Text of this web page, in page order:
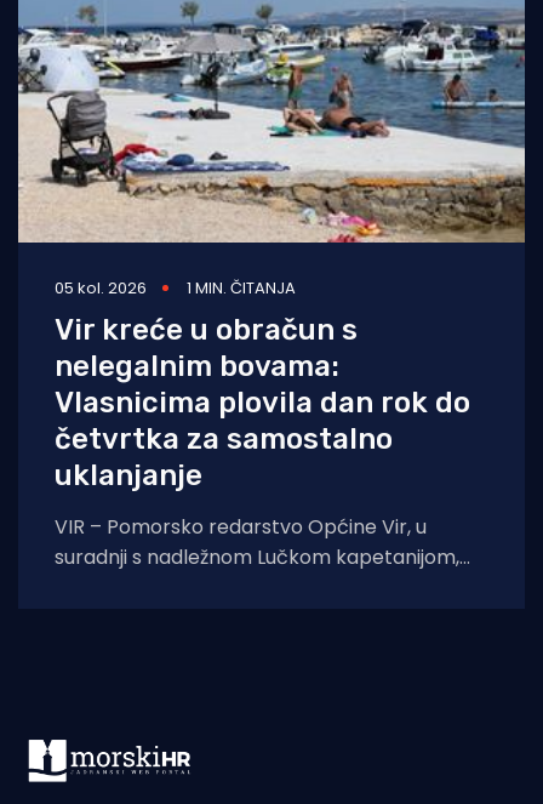
05 kol. 2026 1 MIN. ČITANJA
Vir kreće u obračun s
nelegalnim bovama:
Vlasnicima plovila dan rok do
četvrtka za samostalno
uklanjanje
VIR – Pomorsko redarstvo Općine Vir, u
suradnji s nadležnom Lučkom kapetanijom,